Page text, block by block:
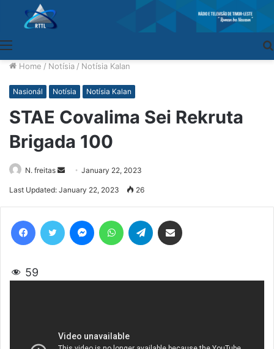
Home / Notísia / Notísia Kalan
Nasionál Notísia Notísia Kalan
STAE Covalima Sei Rekruta
Brigada 100
N. freitas
SendJanuary 22, 2023
Last Updated: January 22, 2023 26
59